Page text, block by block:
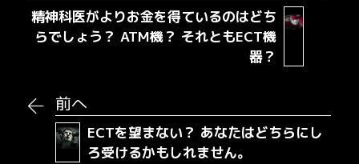
前へ
ECTを望まない？ あなたはどちらにし
ろ受けるかもしれません。
精神科医がよりお金を得ているのはどち
らでしょう？ ATM機？ それともECT機
器？